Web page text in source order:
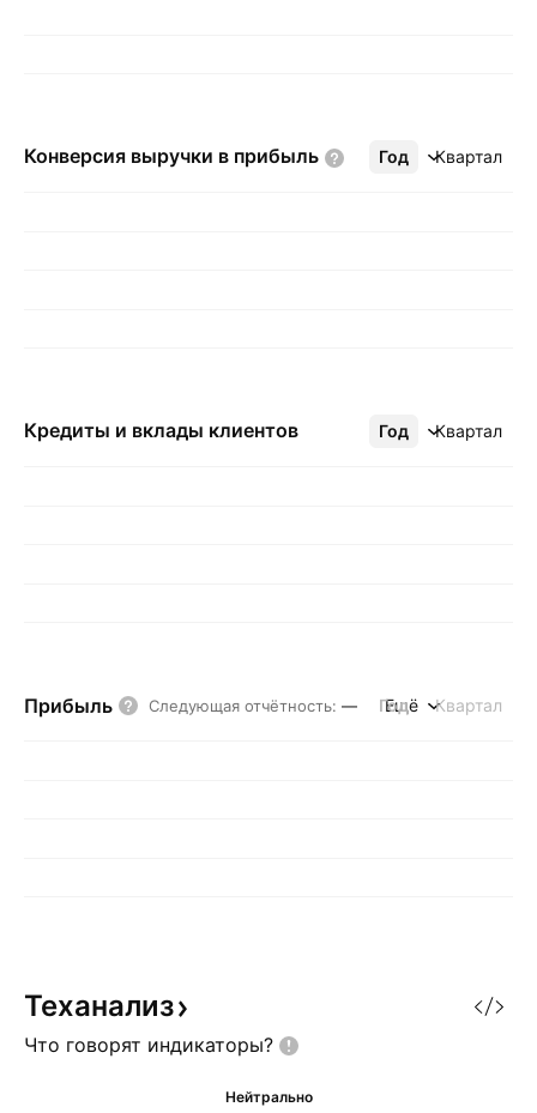
Конверсия выручки в прибыль Год Квартал
Ещё
Кредиты и вклады клиентов Год Квартал
Ещё
Прибыль Следующая отчётность: — Год Квартал
Ещё
Теханализ
Что говорят индикаторы?
Нейтрально